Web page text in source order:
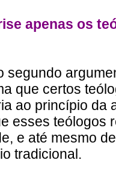
apenas os
segundo
que certos
ao princípio da
esses teólogos
e até mesmo
tradicional.